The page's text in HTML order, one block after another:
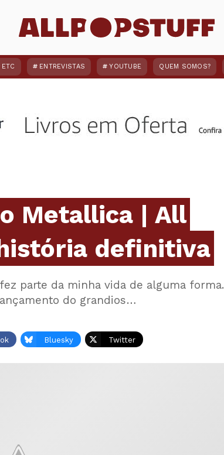
ETC ENTREVISTAS YOUTUBE QUEM SOMOS?
Metallica | All
definitiva
parte da minha vida de alguma forma.
do grandios…
Bluesky Twitter